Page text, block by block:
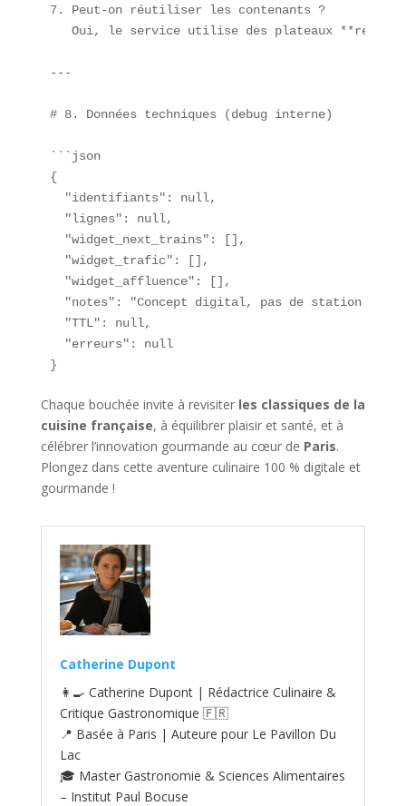
7. Peut-on réutiliser les contenants ?
Oui, le service utilise des plateaux
---
# 8. Données techniques (debug interne)
```json
{
  "identifiants": null,
  "lignes": null,
  "widget_next_trains": [],
  "widget_trafic": [],
  "widget_affluence": [],
"notes": "Concept digital, pas de station
  "TTL": null,
  "erreurs": null
}
Chaque bouchée invite à revisiter les classiques de la
cuisine française, à équilibrer plaisir et santé, et à
célébrer l’innovation gourmande au cœur de Paris.
Plongez dans cette aventure culinaire 100 % digitale et
gourmande !
Catherine Dupont
👩‍🍳 Catherine Dupont | Rédactrice Culinaire &
Critique Gastronomique 🇫🇷
📍 Basée à Paris | Auteure pour Le Pavillon Du
Lac
🎓 Master Gastronomie & Sciences Alimentaires
– Institut Paul Bocuse